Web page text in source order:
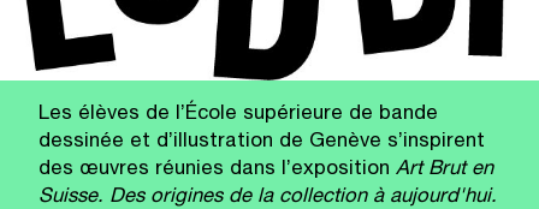
Les élèves de l’École supérieure de bande
dessinée et d’illustration de Genève s’inspirent
des œuvres réunies dans l’exposition Art Brut en
Suisse. Des origines de la collection à aujourd'hui.